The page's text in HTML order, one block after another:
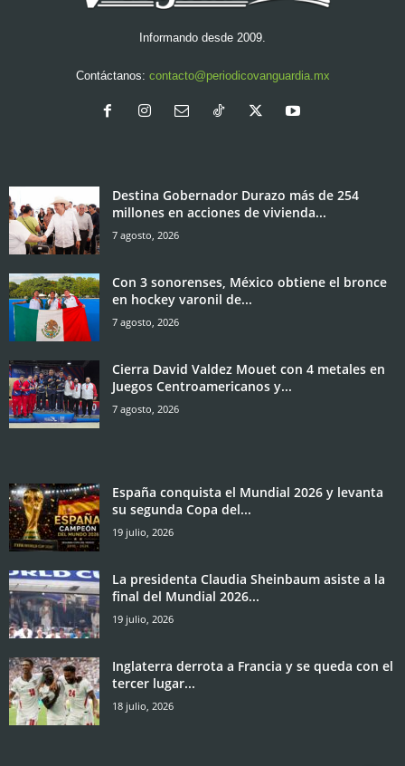
Informando desde 2009.
Contáctanos: contacto@periodicovanguardia.mx
Destina Gobernador Durazo más de 254
millones en acciones de vivienda...
7 agosto, 2026
Con 3 sonorenses, México obtiene el bronce
en hockey varonil de...
7 agosto, 2026
Cierra David Valdez Mouet con 4 metales en
Juegos Centroamericanos y...
7 agosto, 2026
España conquista el Mundial 2026 y levanta
su segunda Copa del...
19 julio, 2026
La presidenta Claudia Sheinbaum asiste a la
final del Mundial 2026...
19 julio, 2026
Inglaterra derrota a Francia y se queda con el
tercer lugar...
18 julio, 2026